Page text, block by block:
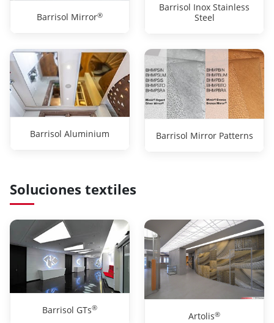
Barrisol Mirror®
Barrisol Inox Stainless
Steel
Barrisol Aluminium Barrisol Mirror Patterns
Soluciones textiles
Barrisol GTs®
Artolis®